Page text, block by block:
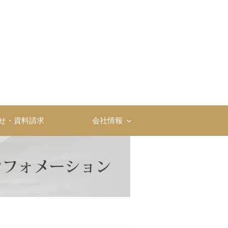
・資料請求 会社情報